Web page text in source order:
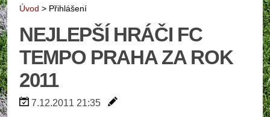
Úvod > Přihlášení
NEJLEPŠÍ HRÁČI FC
TEMPO PRAHA ZA ROK
2011
7.12.2011 21:35